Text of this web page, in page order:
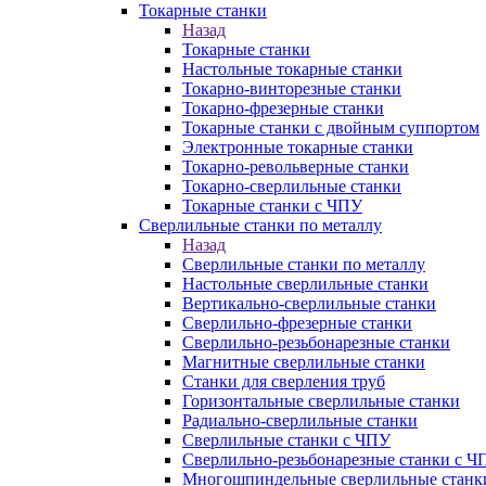
Токарные станки
Назад
Токарные станки
Настольные токарные станки
Токарно-винторезные станки
Токарно-фрезерные станки
Токарные станки с двойным суппортом
Электронные токарные станки
Токарно-револьверные станки
Токарно-сверлильные станки
Токарные станки с ЧПУ
Сверлильные станки по металлу
Назад
Сверлильные станки по металлу
Настольные сверлильные станки
Вертикально-сверлильные станки
Сверлильно-фрезерные станки
Сверлильно-резьбонарезные станки
Магнитные сверлильные станки
Станки для сверления труб
Горизонтальные сверлильные станки
Радиально-сверлильные станки
Сверлильные станки с ЧПУ
Сверлильно-резьбонарезные станки с
Многошпиндельные сверлильные